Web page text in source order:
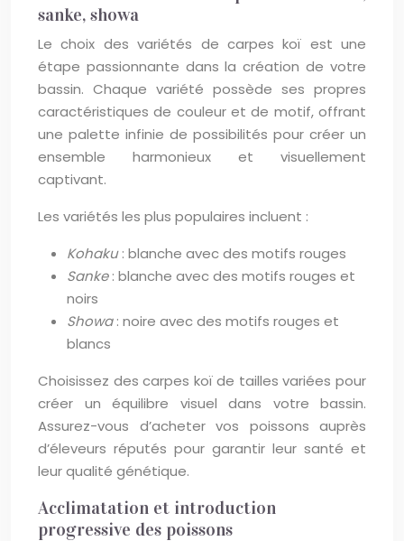
sanke, showa
Le choix des variétés de carpes koï est une
étape passionnante dans la création de votre
bassin. Chaque variété possède ses propres
caractéristiques de couleur et de motif, offrant
une palette infinie de possibilités pour créer un
ensemble harmonieux et visuellement
captivant.
Les variétés les plus populaires incluent :
Kohaku: blanche avec des motifs rouges
Sanke: blanche avec des motifs rouges et
noirs
Showa: noire avec des motifs rouges et
blancs
Choisissez des carpes koï de tailles variées pour
créer un équilibre visuel dans votre bassin.
Assurez-vous d’acheter vos poissons auprès
d’éleveurs réputés pour garantir leur santé et
leur qualité génétique.
Acclimatation et introduction
progressive des poissons